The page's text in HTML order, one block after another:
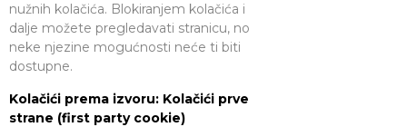
nužnih kolačića. Blokiranjem kolačića i
dalje možete pregledavati stranicu, no
neke njezine mogućnosti neće ti biti
dostupne.
Kolačići prema izvoru: Kolačići prve
strane (first party cookie)